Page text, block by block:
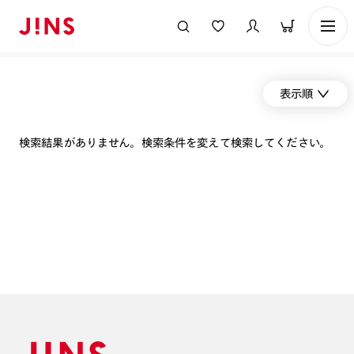
表示順
検索結果がありません。検索条件を変えて検索してください。